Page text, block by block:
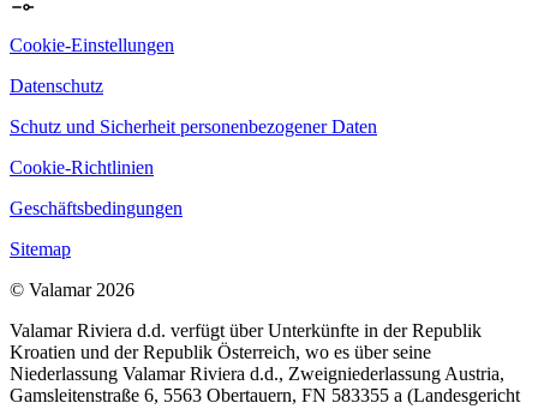
Cookie-Einstellungen
Datenschutz
Schutz und Sicherheit personenbezogener Daten
Cookie-Richtlinien
Geschäftsbedingungen
Sitemap
© Valamar 2026
Valamar Riviera d.d. verfügt über Unterkünfte in der Republik
Kroatien und der Republik Österreich, wo es über seine
Niederlassung Valamar Riviera d.d., Zweigniederlassung Austria,
Gamsleitenstraße 6, 5563 Obertauern, FN 583355 a (Landesgericht